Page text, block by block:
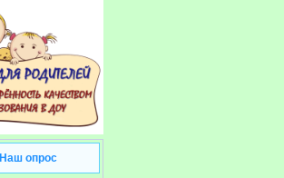
Наш опрос